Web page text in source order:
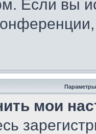
Если вы
Параметры
мои